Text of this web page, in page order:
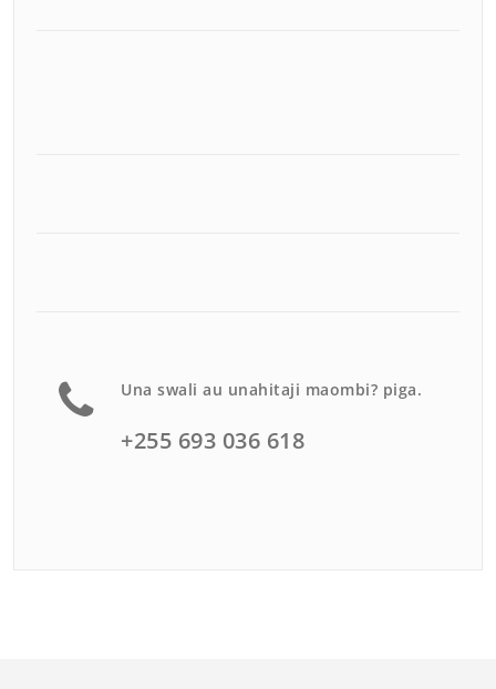
Una swali au unahitaji maombi? piga.
+255 693 036 618